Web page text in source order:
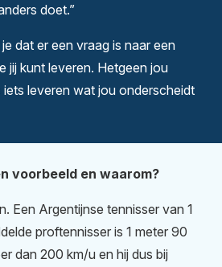
doet.”
dat er een vraag is naar een
jij kunt leveren. Hetgeen jou
leveren wat jou onderscheidt
voorbeeld en waarom?
Een Argentijnse tennisser van 1
proftennisser is 1 meter 90
dan 200 km/u en hij dus bij